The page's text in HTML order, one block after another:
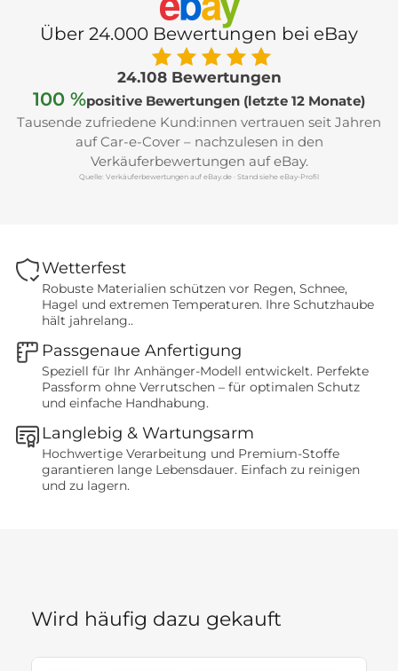
Über 24.000 Bewertungen bei eBay
24.108 Bewertungen
100 %positive Bewertungen (letzte 12 Monate)
Tausende zufriedene Kund:innen vertrauen seit Jahren
auf Car-e-Cover – nachzulesen in den
Verkäuferbewertungen auf eBay.
Quelle: Verkäuferbewertungen auf eBay.de · Stand siehe eBay-Profil
Wetterfest
Robuste Materialien schützen vor Regen, Schnee,
Hagel und extremen Temperaturen. Ihre Schutzhaube
hält jahrelang..
Passgenaue Anfertigung
Speziell für Ihr Anhänger-Modell entwickelt. Perfekte
Passform ohne Verrutschen – für optimalen Schutz
und einfache Handhabung.
Langlebig & Wartungsarm
Hochwertige Verarbeitung und Premium-Stoffe
garantieren lange Lebensdauer. Einfach zu reinigen
und zu lagern.
Wird häufig dazu gekauft